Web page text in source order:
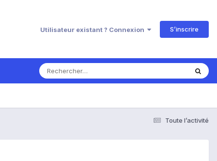
Utilisateur existant ? Connexion S’inscrire
Toute l’activité